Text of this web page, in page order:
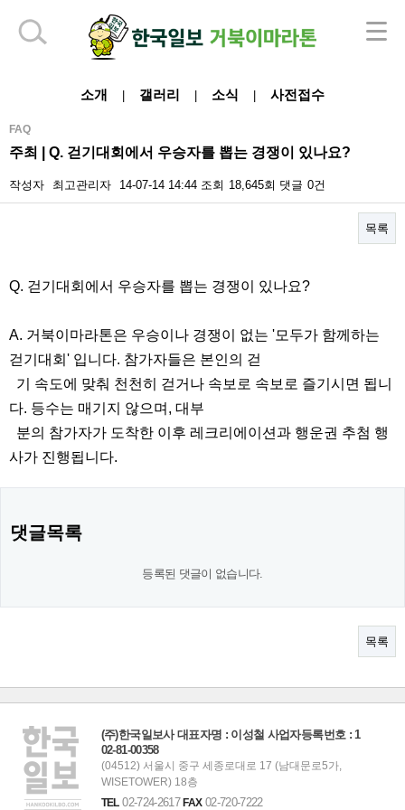
소개 갤러리 소식 사전접수
FAQ
주최 | Q. 걷기대회에서 우승자를 뽑는 경쟁이 있나요?
작성자 최고관리자 14-07-14 14:44 조회 18,645회 댓글 0건
목록
본문
Q. 걷기대회에서 우승자를 뽑는 경쟁이 있나요?
A. 거북이마라톤은 우승이나 경쟁이 없는 '모두가 함께하는
걷기대회' 입니다. 참가자들은 본인의 걷
기 속도에 맞춰 천천히 걷거나 속보로 속보로 즐기시면 됩니
다. 등수는 매기지 않으며, 대부
분의 참가자가 도착한 이후 레크리에이션과 행운권 추첨 행
사가 진행됩니다.
댓글목록
등록된 댓글이 없습니다.
목록
하단 영역
(주)한국일보사 대표자명 : 이성철 사업자등록번호 : 1
02-81-00358
(04512) 서울시 중구 세종로대로 17 (남대문로5가,
WISETOWER) 18층
TEL02-724-2617FAX02-720-7222